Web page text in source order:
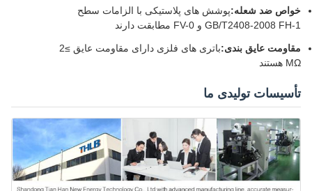
خواص ضد شعله:پوشش های پلاستیکی با الزامات سطح
GB/T2408-2008 FH-1 و FV-0 مطابقت دارند
مقاومت عایق بندی:
باتری های فلزی دارای مقاومت عایق ≥2
MΩ هستند
تأسیسات تولیدی ما